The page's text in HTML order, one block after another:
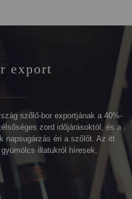
export
szőlő-bor exportjának a 40%-
zord időjárásoktól, és a
napsugárzás éri a szőlőt. Az itt
illatukról híresek.